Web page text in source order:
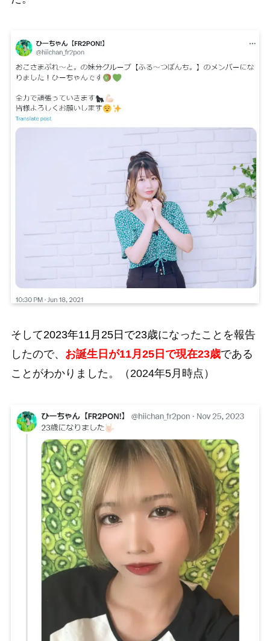
そして2023年11月25日で23歳になったことを報告
したので、 お誕生日が11月25日で現在23歳である
ことがわかりました。（2024年5月時点）